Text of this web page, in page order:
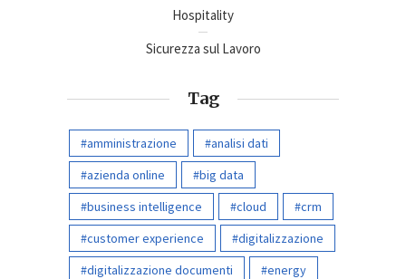
Hospitality
Sicurezza sul Lavoro
Tag
amministrazione
analisi dati
azienda online
big data
business intelligence
cloud
crm
customer experience
digitalizzazione
digitalizzazione documenti
energy